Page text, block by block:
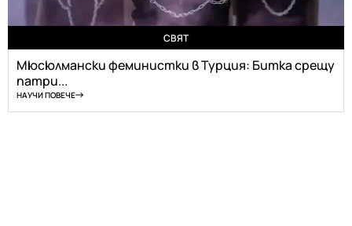
СВЯТ
Мюсюлмански феминистки в Турция: Битка срещу
патри...
НАУЧИ ПОВЕЧЕ